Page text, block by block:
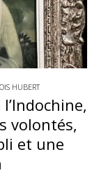
HUBERT
volontés,
et une